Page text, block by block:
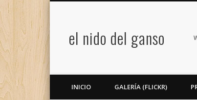
el nido del ganso
TwitterFlickr Google+ LinkedIn
INICIO GALERÍA (FLICKR)